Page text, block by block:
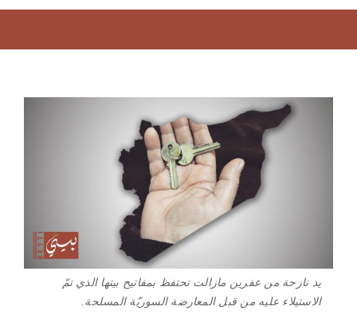
يد نازحة من عفرين مازالت تحتفظ بمفاتيح بيتها الذي تمّ
الاستيلاء عليه من قبل المعارضة السوريّة المسلحة.